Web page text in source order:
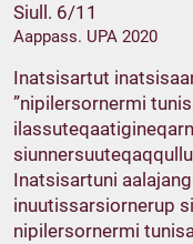
Siull. 6/11
Aappass. UPA 2020
Inatsisartut
”nipilersornermi
Inatsisartuni
inuutissarsiornerup
nipilersornermi